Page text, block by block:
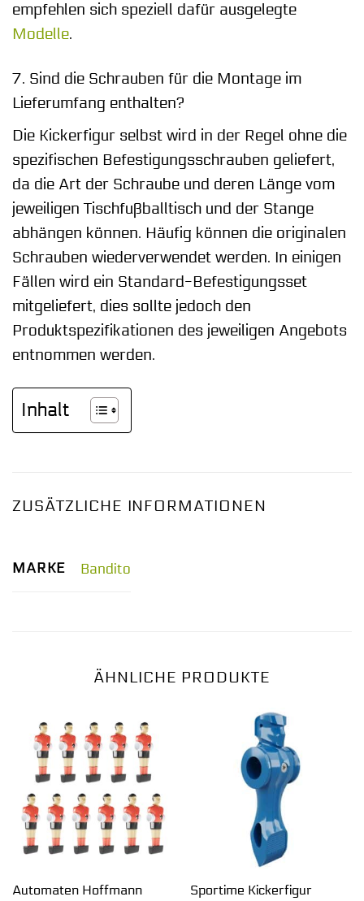
empfehlen sich speziell dafür ausgelegte
Modelle.
7. Sind die Schrauben für die Montage im
Lieferumfang enthalten?
Die Kickerfigur selbst wird in der Regel ohne die
spezifischen Befestigungsschrauben geliefert,
da die Art der Schraube und deren Länge vom
jeweiligen Tischfußballtisch und der Stange
abhängen können. Häufig können die originalen
Schrauben wiederverwendet werden. In einigen
Fällen wird ein Standard-Befestigungsset
mitgeliefert, dies sollte jedoch den
Produktspezifikationen des jeweiligen Angebots
entnommen werden.
Inhalt
ZUSÄTZLICHE INFORMATIONEN
MARKE Bandito
ÄHNLICHE PRODUKTE
Automaten Hoffmann
Sportime Kickerfigur